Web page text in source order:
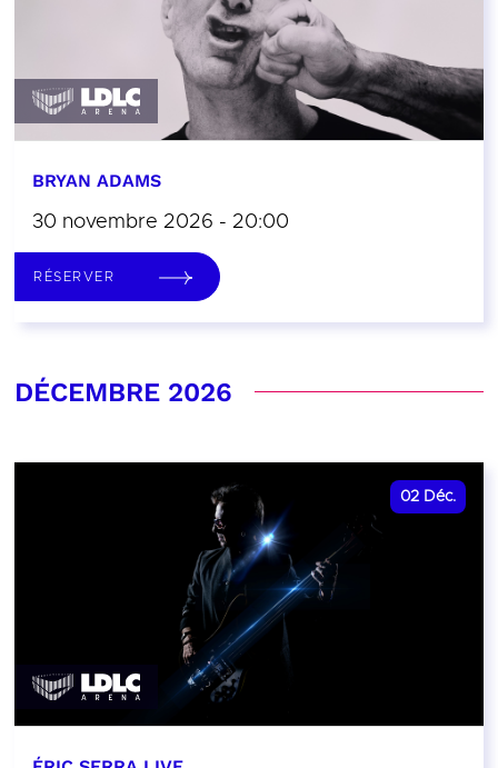
BRYAN ADAMS
30 novembre 2026 - 20:00
RÉSERVER
DÉCEMBRE 2026
02 Déc.